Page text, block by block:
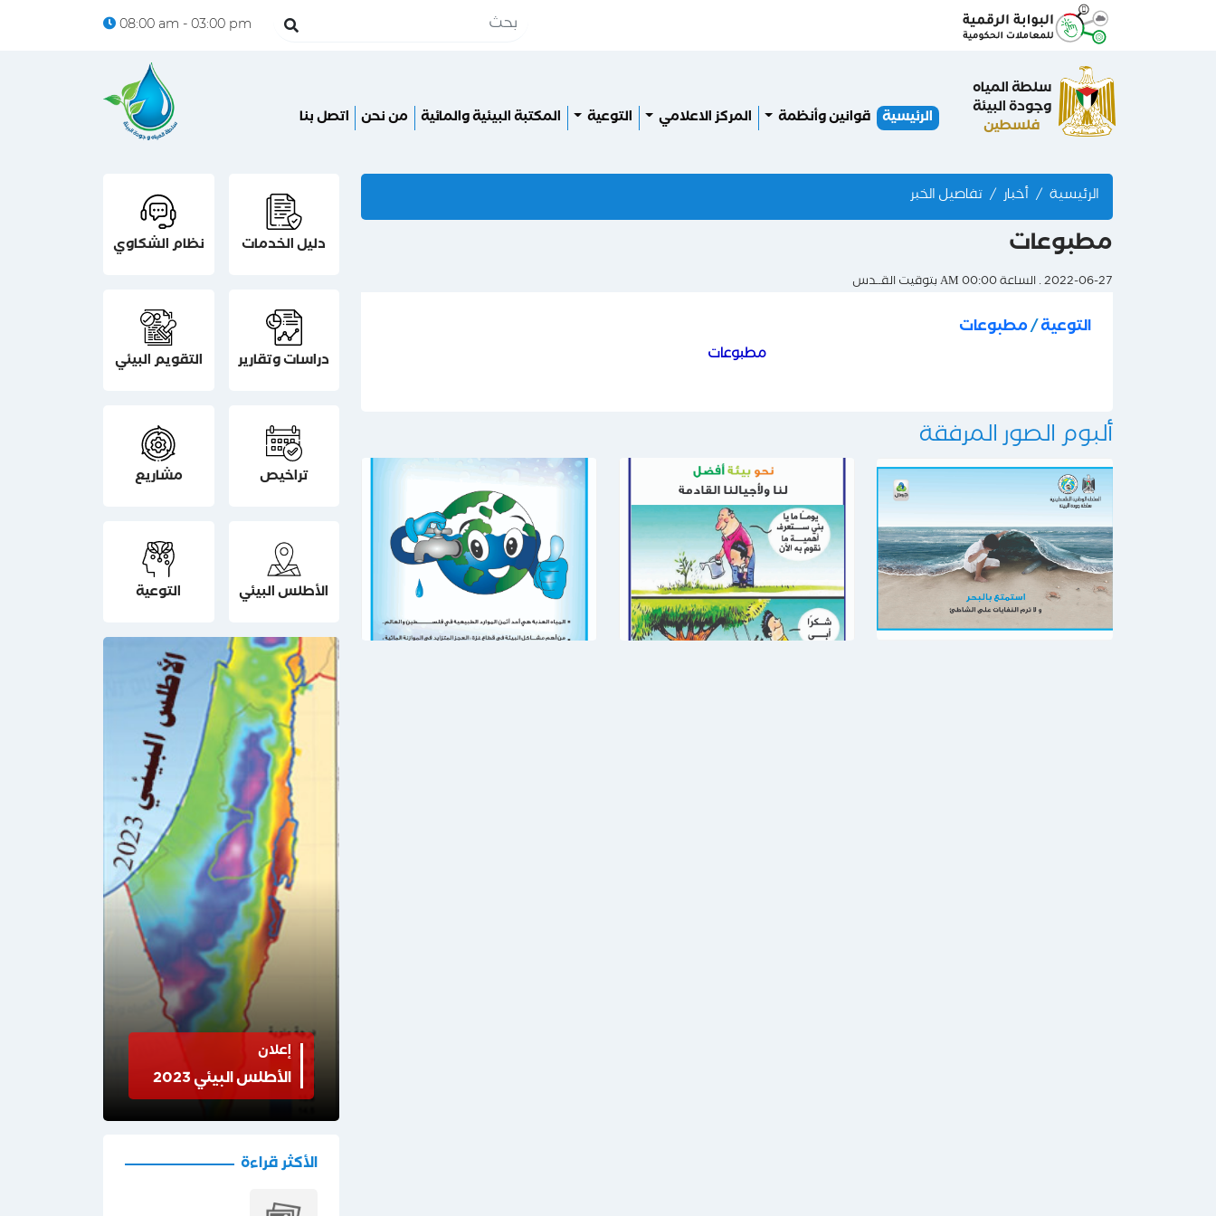
08:00 am - 03:00 pm
سلطة المياه
وجودة البيئة
فلسطين الرئيسية قوانين وأنظمة المركز الاعلامي التوعية المكتبة البيئية والمائية من نحن اتصل بنا
الرئيسية أخبار تفاصيل الخبر
مطبوعات
2022-06-27 . الساعة 00:00 AM بتوقيت القــدس
التوعية/مطبوعات
مطبوعات
ألبوم الصور المرفقة
دليل الخدمات نظام الشكاوي
دراسات وتقارير التقويم البيئي
تراخيص مشاريع
الأطلس البيئي التوعية
إعلان
الأطلس البيئي 2023
الأكثر قراءة